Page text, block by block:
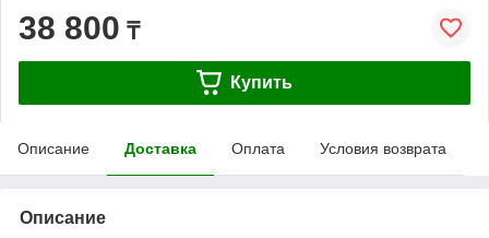
38 800 ₸
Купить
Описание Доставка Оплата Условия возврата
Описание